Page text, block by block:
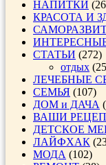
НАПИТКИ
КРАСОТА И
СТАТЬИ (272)
отдых
ЛЕЧЕБНЫЕ
СЕМЬЯ (107)
ДОМ и ДАЧА
ВАШИ
ДЕТСКОЕ
ЛАЙФХАК
МОДА (102)